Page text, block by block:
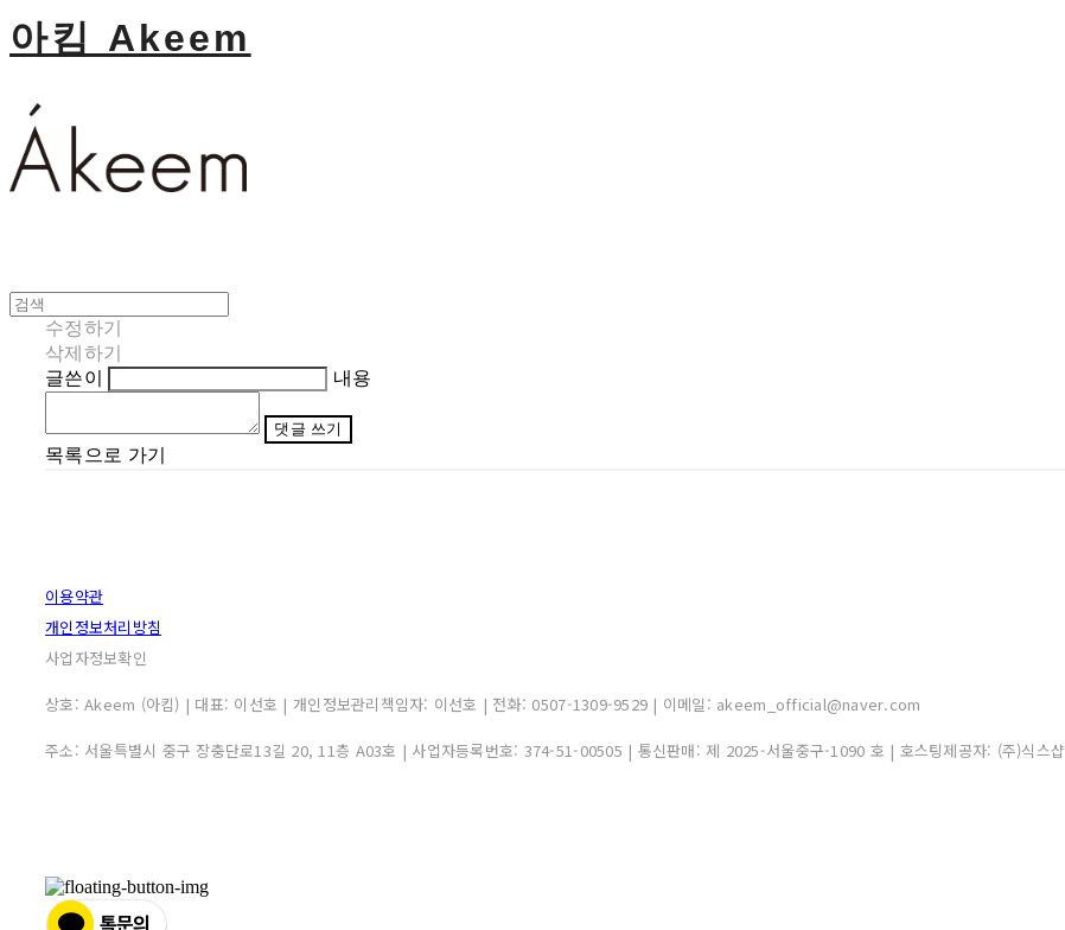
아킴 Akeem
수정하기
삭제하기
글쓴이
내용
댓글 쓰기
목록으로 가기
이용약관
개인정보처리방침
사업자정보확인
상호: Akeem (아킴) | 대표: 이선호 | 개인정보관리책임자: 이선호 | 전화: 0507-1309-9529 | 이메일: akeem_official@naver.com
주소: 서울특별시 중구 장충단로13길 20, 11층 A03호 | 사업자등록번호: 374-51-00505 | 통신판매: 제 2025-서울중구-1090 호 | 호스팅제공자: (주)식스샵